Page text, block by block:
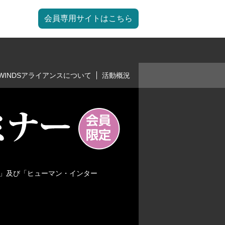
会員専用サイトはこちら
アライアンスについて 活動概況
及び「ヒューマン・インター